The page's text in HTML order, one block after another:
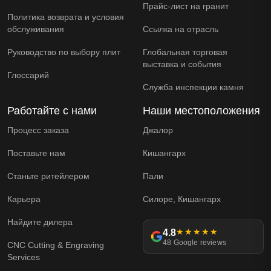
Политика возврата и условия
обслуживания
Руководство по выбору плит
Глоссарий
Прайс-лист на гранит
Ссылка на отрасль
Глобальная торговая
выставка и события
Служба инспекции камня
Работайте с нами
Процесс заказа
Поставьте нам
Станьте ритейлером
Карьера
Найдите дилера
CNC Cutting & Engraving
Services
Наши местоположения
Джалор
Кишангарх
Пали
Силоре, Кишангарх
4.8★★★★★
48 Google reviews